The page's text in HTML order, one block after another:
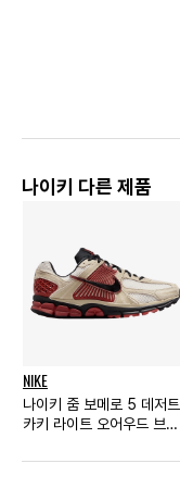
나이키 다른 제품
NIKE
나이키 줌 보메로 5 데저트
카키 라이트 오어우드 브라